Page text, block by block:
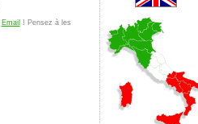
Email ! Pensez à les